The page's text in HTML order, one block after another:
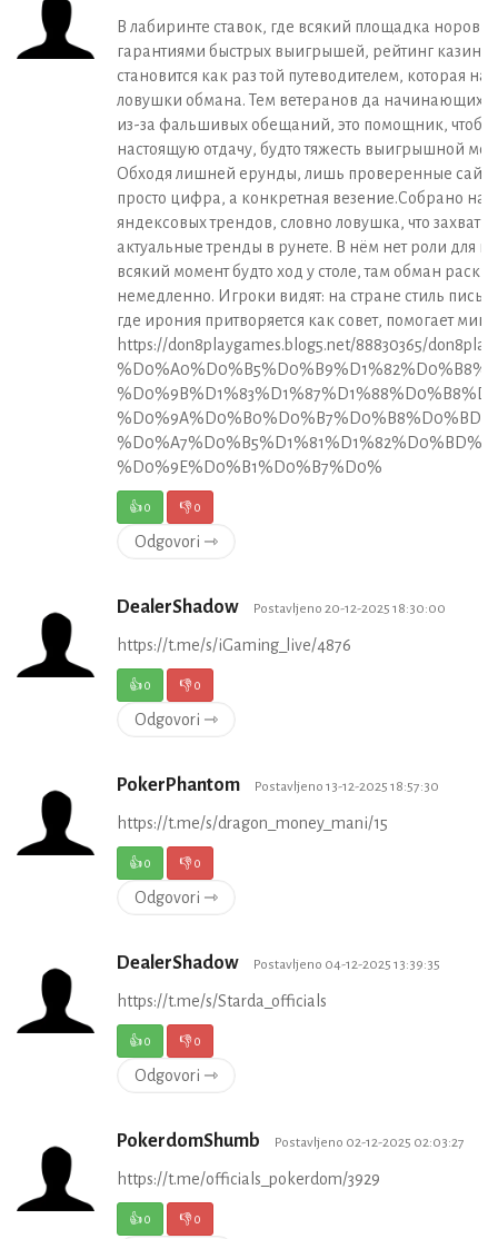
В лабиринте ставок, где всякий площадка
гарантиями быстрых выигрышей, рейтинг казино
становится как раз той путеводителем, которая
ловушки обмана. Тем ветеранов да начинающих,
из-за фальшивых обещаний, это помощник, чтоб
настоящую отдачу, будто тяжесть выигрышной
Обходя лишней ерунды, лишь проверенные
просто цифра, а конкретная везение.Собрано на
яндексовых трендов, словно ловушка, что
актуальные тренды в рунете. В нём нет роли для
всякий момент будто ход у столе, там обман
немедленно. Игроки видят: на стране стиль
где ирония притворяется как совет, помогает
https://don8playgames.blog5.net/88830365/
%D0%9E%D0%B1%D0%B7%D0%
👍0 👎0
Odgovori ⇾
DealerShadow Postavljeno 20-12-2025 18:30:00
https://t.me/s/iGaming_live/4876
👍0 👎0
Odgovori ⇾
PokerPhantom Postavljeno 13-12-2025 18:57:30
https://t.me/s/dragon_money_mani/15
👍0 👎0
Odgovori ⇾
DealerShadow Postavljeno 04-12-2025 13:39:35
https://t.me/s/Starda_officials
👍0 👎0
Odgovori ⇾
PokerdomShumb Postavljeno 02-12-2025 02:03:27
https://t.me/officials_pokerdom/3929
👍0 👎0